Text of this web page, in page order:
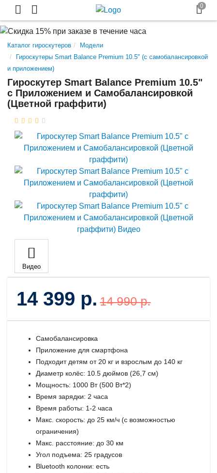
Каталог гироскутеров
Модели
Гироскутеры Smart Balance Premium 10.5" (с самобалансировкой
и приложением)
Гироскутер Smart Balance Premium 10.5"
с Приложением и Самобалансировкой
(Цветной граффити)
Видео
14 399 р. 14 990 р.
Самобалансировка
Приложение для смартфона
Подходит детям от 20 кг и взрослым до 140 кг
Диаметр колёс: 10.5 дюймов (26,7 см)
Мощность: 1000 Вт (500 Вт*2)
Время зарядки: 2 часа
Время работы: 1-2 часа
Макс. скорость: до 25 км/ч (с возможностью
ограничения)
Макс. расстояние: до 30 км
Угол подъема: 25 градусов
Bluetooth колонки: есть